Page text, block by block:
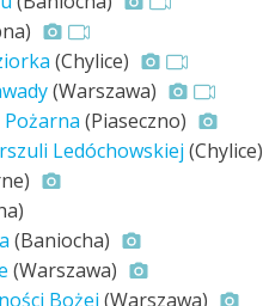
(Chylice)
(Warszawa)
(Piaseczno)
Ledóchowskiej (Chylice)
(Baniocha)
(Warszawa)
Bożej (Warszawa)